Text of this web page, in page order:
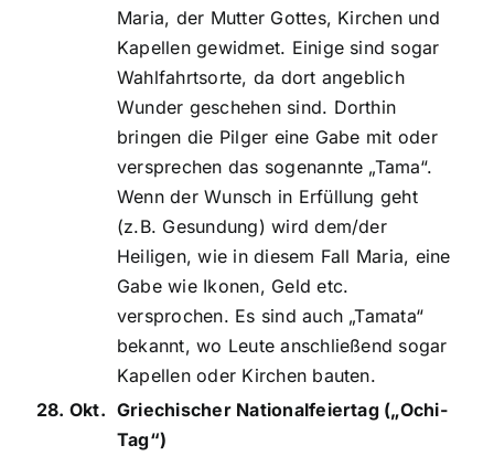
Maria, der Mutter Gottes, Kirchen und
Kapellen gewidmet. Einige sind sogar
Wahlfahrtsorte, da dort angeblich
Wunder geschehen sind. Dorthin
bringen die Pilger eine Gabe mit oder
versprechen das sogenannte „Tama“.
Wenn der Wunsch in Erfüllung geht
(z.B. Gesundung) wird dem/der
Heiligen, wie in diesem Fall Maria, eine
Gabe wie Ikonen, Geld etc.
versprochen. Es sind auch „Tamata“
bekannt, wo Leute anschließend sogar
Kapellen oder Kirchen bauten.
28. Okt. Griechischer Nationalfeiertag („Ochi-
Tag“)